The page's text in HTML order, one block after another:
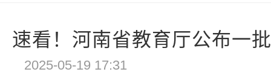
速看！河南省教育厅公布一
2025-05-19 17:31